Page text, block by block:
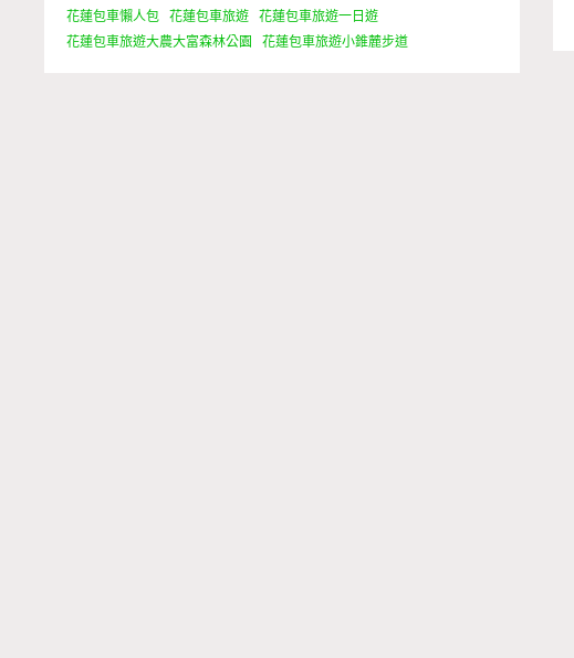
花蓮包車懶人包
花蓮包車旅遊
花蓮包車旅遊一日遊
花蓮包車旅遊大農大富森林公園
花蓮包車旅遊小錐麓步道